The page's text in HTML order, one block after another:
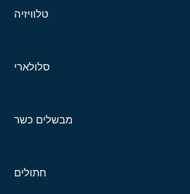
טלוויזיה
סלולארי
מבשלים כשר
חתולים